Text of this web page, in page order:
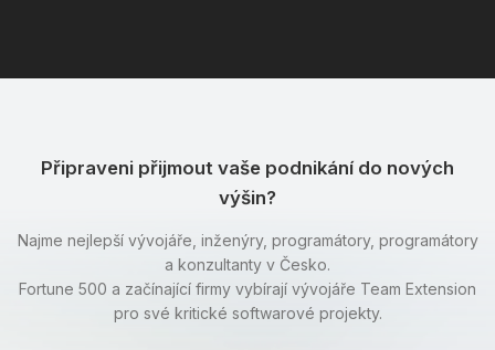
Připraveni přijmout vaše podnikání do nových
výšin?
Najme nejlepší vývojáře, inženýry, programátory, programátory
a konzultanty v Česko.
Fortune 500 a začínající firmy vybírají vývojáře Team Extension
pro své kritické softwarové projekty.